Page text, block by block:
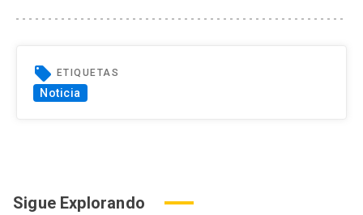
local_offer ETIQUETAS
Noticia
Sigue Explorando